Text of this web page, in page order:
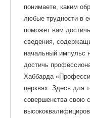
понимаете, каким
любые трудности в
поможет вам
сведения,
начальный импульс
достичь
Хаббарда
церквях. Здесь для
совершенства свою